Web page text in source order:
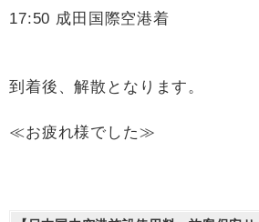
17:50 成田国際空港着
到着後、解散となります。
≪お疲れ様でした≫